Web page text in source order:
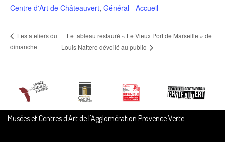
Centre d'Art de Châteauvert, Général - Accueil
Les ateliers du
dimanche
Le tableau restauré « Le Vieux Port de Marseille » de
Louis Nattero dévoilé au public
Musées et Centres d'Art de l'Agglomération Provence Verte